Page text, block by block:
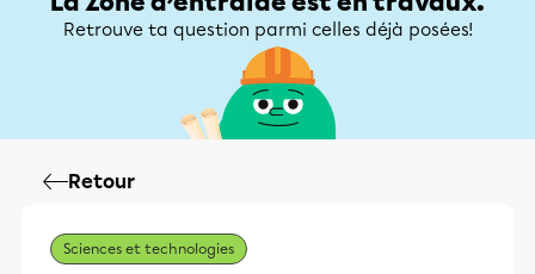
Retrouve ta question parmi celles déjà posées!
Retour
Sciences et technologies